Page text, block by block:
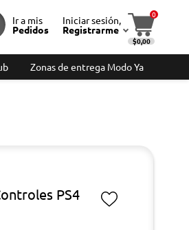
Ir a mis
Pedidos
Iniciar sesión,
Registrarme
0
$0,00
Zonas de entrega Modo Ya
PS4